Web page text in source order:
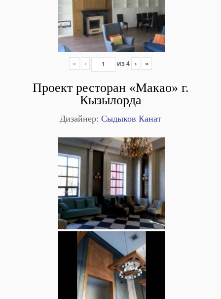
« ‹ из 4 › »
Проект ресторан «Макао» г.
Кызылорда
Дизайнер: Сыдыков Канат